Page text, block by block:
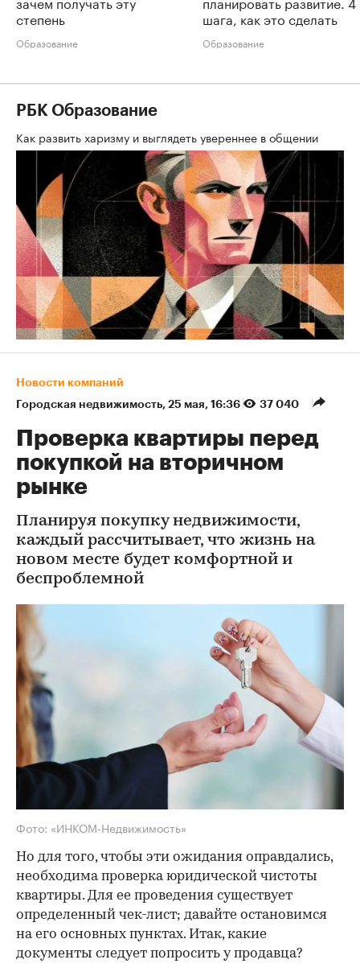
степень
Образование
шага, как это сделать
Образование
РБК Образование
Как развить харизму и выглядеть увереннее в общении
Новости компаний
Городская недвижимость⁠, 25 мая, 16:36 37 040
Проверка квартиры перед
покупкой на вторичном
рынке
Планируя покупку недвижимости,
каждый рассчитывает, что жизнь на
новом месте будет комфортной и
беспроблемной
Фото: «ИНКОМ-Недвижимость»
Но для того, чтобы эти ожидания оправдались,
необходима проверка юридической чистоты
квартиры. Для ее проведения существует
определенный чек-лист; давайте остановимся
на его основных пунктах. Итак, какие
документы следует попросить у продавца?